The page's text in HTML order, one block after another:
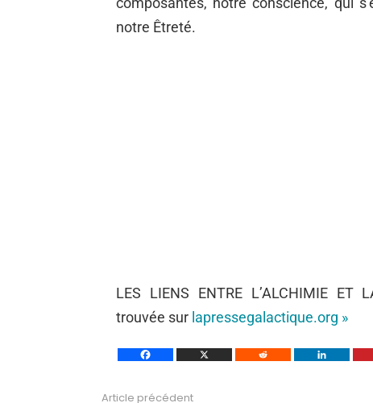
notre Êtreté.
LES LIENS ENTRE L’ALCHIMIE ET
trouvée sur lapressegalactique.org »
Article précédent